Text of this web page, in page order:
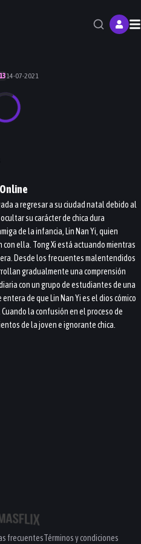
14-07-2021
Online
a regresar a su ciudad natal debido al
su carácter de chica dura
de la infancia, Lin Nan Yi, quien
ella. Tong Xi está actuando mientras
Desde los frecuentes malentendidos
gradualmente una comprensión
con un grupo de estudiantes de una
de que Lin Nan Yi es el dios cómico
la confusión en el proceso de
de la joven e ignorante chica.
frecuentesTérminos y condiciones